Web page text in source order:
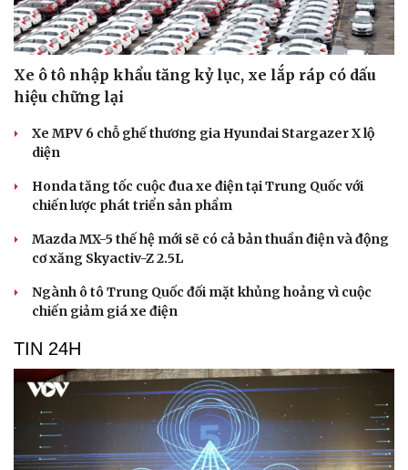
Xe ô tô nhập khẩu tăng kỷ lục, xe lắp ráp có dấu
hiệu chững lại
Xe MPV 6 chỗ ghế thương gia Hyundai Stargazer X lộ
diện
Honda tăng tốc cuộc đua xe điện tại Trung Quốc với
chiến lược phát triển sản phẩm
Mazda MX-5 thế hệ mới sẽ có cả bản thuần điện và động
cơ xăng Skyactiv-Z 2.5L
Ngành ô tô Trung Quốc đối mặt khủng hoảng vì cuộc
chiến giảm giá xe điện
TIN 24H